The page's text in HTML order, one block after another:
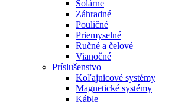
Solárne
Záhradné
Pouličné
Priemyselné
Ručné a čelové
Vianočné
Príslušenstvo
Koľajnicové systémy
Magnetické systémy
Káble